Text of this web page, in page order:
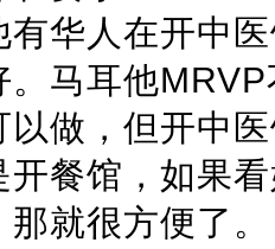
华人在开中
。马耳他
做，但开中
餐馆，如果
就很方便了。